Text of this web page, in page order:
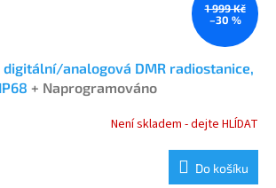
1 999 Kč
–30 %
digitální/analogová DMR radiostanice,
IP68 + Naprogramováno
Není skladem - dejte HLÍDAT
Do košíku